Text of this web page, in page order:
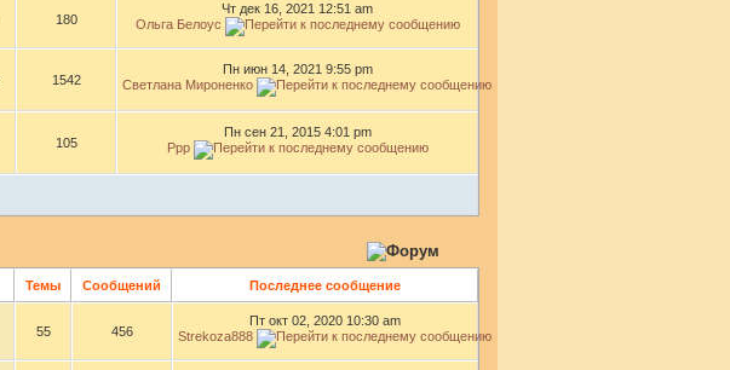
180
Чт дек 16, 2021 12:51 am
Ольга Белоус
1542
Пн июн 14, 2021 9:55 pm
Светлана Мироненко
105
Пн сен 21, 2015 4:01 pm
Ррр
Темы Сообщений Последнее сообщение
55 456
Пт окт 02, 2020 10:30 am
Strekoza888